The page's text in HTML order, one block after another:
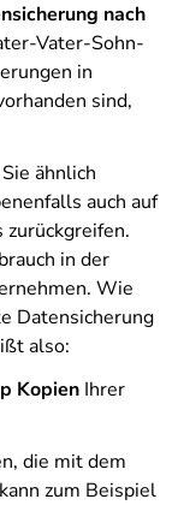
nach
Vater-Sohn-
in
sind,
ähnlich
auch auf
in der
Wie
Datensicherung
also:
Kopien Ihrer
die mit dem
zum Beispiel